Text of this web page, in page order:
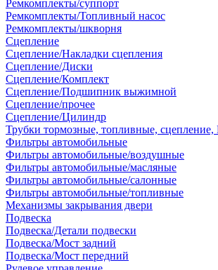
Ремкомплекты/суппорт
Ремкомплекты/Топливный насос
Ремкомплекты/шкворня
Сцепление
Сцепление/Накладки сцепления
Сцепление/Диски
Сцепление/Комплект
Сцепление/Подшипник выжимной
Сцепление/прочее
Сцепление/Цилиндр
Трубки тормозные, топливные,
Фильтры автомобильные
Фильтры автомобильные/воздушные
Фильтры автомобильные/масляные
Фильтры автомобильные/салонные
Фильтры автомобильные/топливные
Механизмы закрывания двери
Подвеска
Подвеска/Детали подвески
Подвеска/Мост задний
Подвеска/Мост передний